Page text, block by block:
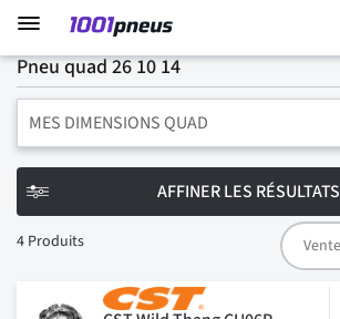
Pneu quad 26 10 14
4 Produits
MES DIMENSIONS QUAD
AFFINER LES RÉSULTATS